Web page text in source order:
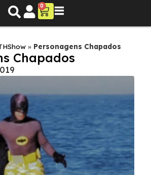
0
» Personagens Chapados
Chapados